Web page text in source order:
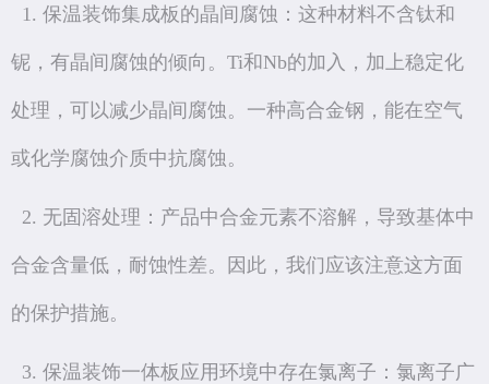
1. 保温装饰集成板的晶间腐蚀：这种材料不含钛和
铌，有晶间腐蚀的倾向。Ti和Nb的加入，加上稳定化
处理，可以减少晶间腐蚀。一种高合金钢，能在空气
或化学腐蚀介质中抗腐蚀。
2. 无固溶处理：产品中合金元素不溶解，导致基体中
合金含量低，耐蚀性差。因此，我们应该注意这方面
的保护措施。
3. 保温装饰一体板应用环境中存在氯离子：氯离子广